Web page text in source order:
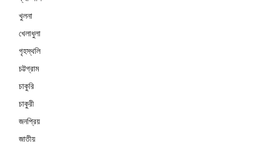
খুলনা
খেলাধুলা
গৃহস্থলি
চট্টগ্রাম
চাকুরি
চাকুরী
জনপ্রিয়
জাতীয়